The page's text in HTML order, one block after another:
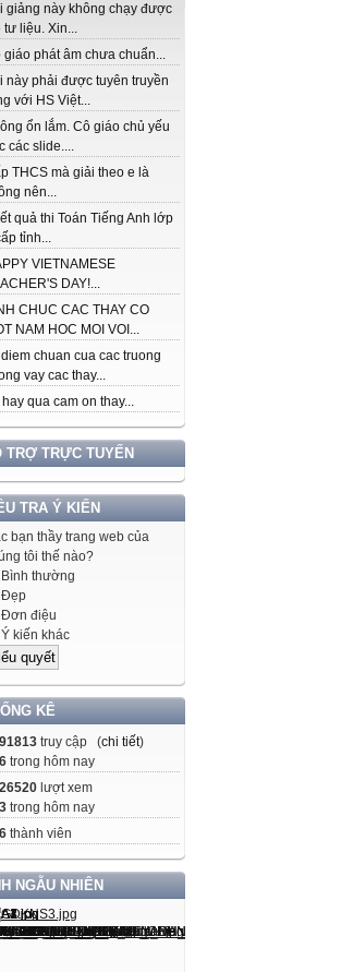
giảng này không chạy được
tư liệu. Xin...
giáo phát âm chưa chuẩn...
này phải được tuyên truyền
với HS Việt...
ổn lắm. Cô giáo chủ yếu
các slide....
THCS mà giải theo e là
nên...
quả thi Toán Tiếng Anh lớp
tỉnh...
VIETNAMESE
DAY!...
CHUC CAC THAY CO
NAM HOC MOI VOI...
chuan cua cac truong
vay cac thay...
qua cam on thay...
TRỢ TRỰC TUYẾN
TRA Ý KIẾN
bạn thầy trang web của
tôi thế nào?
Bình thường
Đẹp
Đơn điệu
Ý kiến khác
KÊ
truy cập (chi tiết)
trong hôm nay
lượt xem
trong hôm nay
thành viên
NGẪU NHIÊN